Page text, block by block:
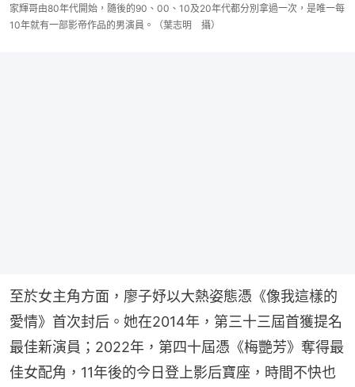
家輝哥由80年代開始，隨後的90、00、10及20年代都分別拿過一次，是唯一每
10年就有一部影帝作品的男演員。（葉志明 攝）
至於女主角方面，廖子妤以大熱姿態憑《像我這樣的
愛情》首次封后。她在2014年，第三十三屆首獲提名
最佳新演員；2022年，第四十屆憑《梅艷芳》奪得最
佳女配角，11年後的今日登上影后寶座，時間不快也